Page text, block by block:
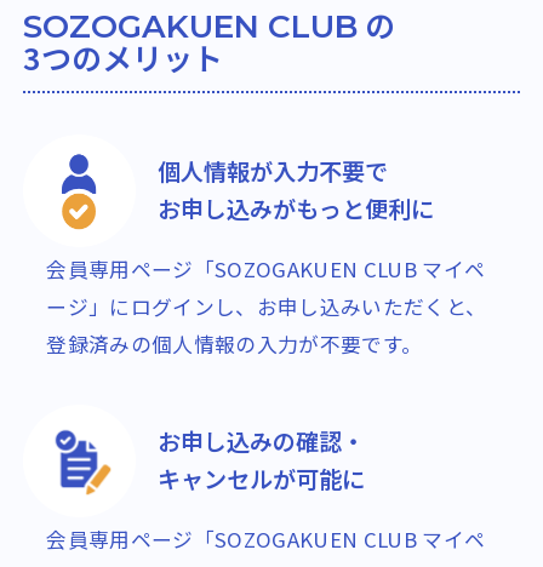
SOZOGAKUEN CLUB の
3つのメリット
個人情報が入力不要で
お申し込みがもっと便利に
会員専用ページ「SOZOGAKUEN CLUB マイペ
ージ」にログインし、お申し込みいただくと、
登録済みの個人情報の入力が不要です。
お申し込みの確認・
キャンセルが可能に
会員専用ページ「SOZOGAKUEN CLUB マイペ